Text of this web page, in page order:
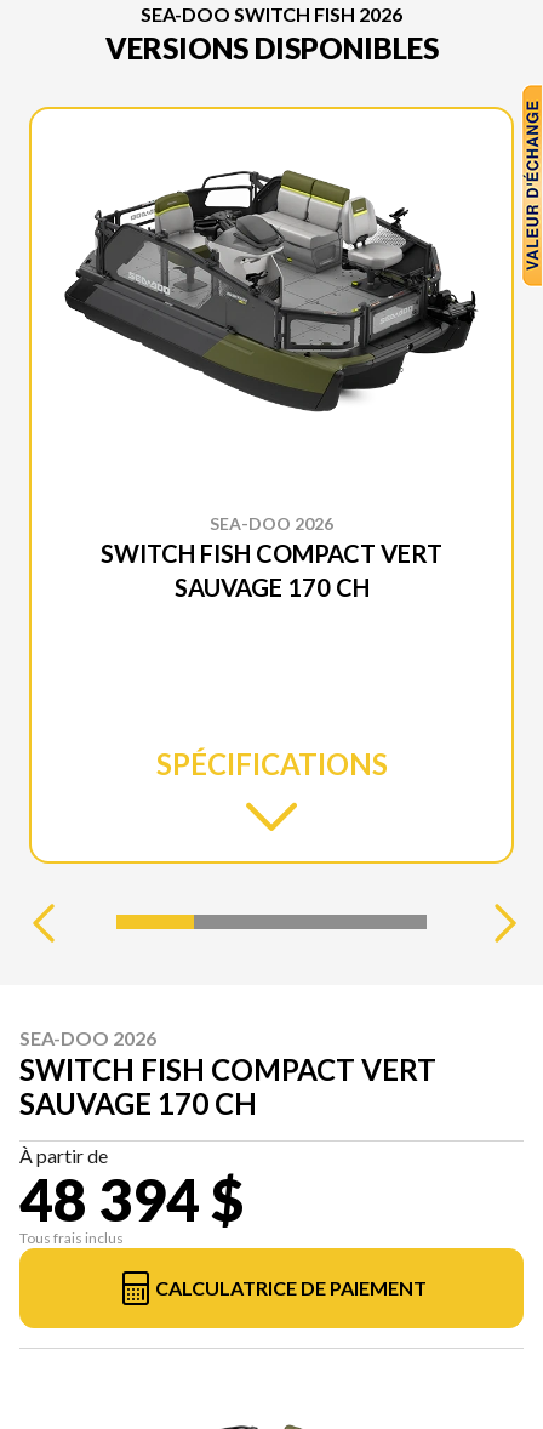
SEA-DOO SWITCH FISH 2026
VERSIONS DISPONIBLES
SEA-DOO 2026
SWITCH FISH COMPACT VERT
SAUVAGE 170 CH
SPÉCIFICATIONS
SEA-DOO 2026
SWITCH FISH COMPACT VERT
SAUVAGE 170 CH
À partir de
48 394 $
Tous frais inclus
CALCULATRICE DE PAIEMENT